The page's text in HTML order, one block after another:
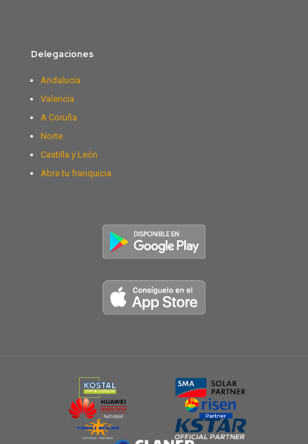
Delegaciones
Andalucía
Valencia
A Coruña
Norte
Castilla y León
Abre tu franquicia